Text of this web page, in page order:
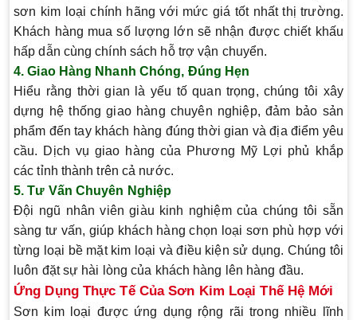
sơn kim loại chính hãng với mức giá tốt nhất thị trường.
Khách hàng mua số lượng lớn sẽ nhận được chiết khấu
hấp dẫn cùng chính sách hỗ trợ vận chuyển.
4. Giao Hàng Nhanh Chóng, Đúng Hẹn
Hiểu rằng thời gian là yếu tố quan trọng, chúng tôi xây
dựng hệ thống giao hàng chuyên nghiệp, đảm bảo sản
phẩm đến tay khách hàng đúng thời gian và địa điểm yêu
cầu. Dịch vụ giao hàng của Phương Mỹ Lợi phủ khắp
các tỉnh thành trên cả nước.
5. Tư Vấn Chuyên Nghiệp
Đội ngũ nhân viên giàu kinh nghiệm của chúng tôi sẵn
sàng tư vấn, giúp khách hàng chọn loại sơn phù hợp với
từng loại bề mặt kim loại và điều kiện sử dụng. Chúng tôi
luôn đặt sự hài lòng của khách hàng lên hàng đầu.
Ứng Dụng Thực Tế Của Sơn Kim Loại Thế Hệ Mới
Sơn kim loại được ứng dụng rộng rãi trong nhiều lĩnh